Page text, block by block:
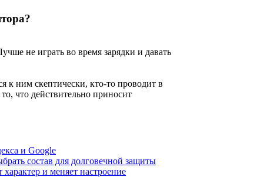
не играть во время зарядки и давать
к ним скептически, кто-то проводит в
что действительно приносит
и Google
состав для долговечной защиты
и меняет настроение